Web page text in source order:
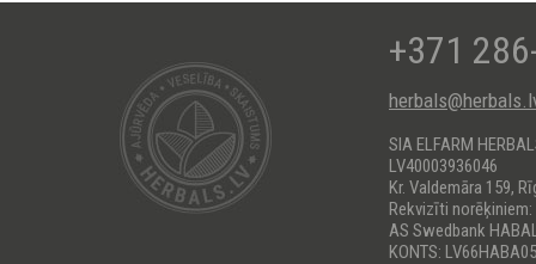
+371
SIA ELFARM
LV40003936046
Kr. Valdemāra 159,
Rekvizīti norēķiniem:
AS Swedbank
KONTS: